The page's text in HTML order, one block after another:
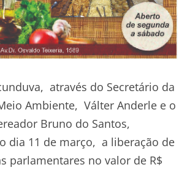
através do Secretário da
Ambiente, Válter Anderle e o
Bruno do Santos,
dia 11 de março, a liberação de
parlamentares no valor de R$